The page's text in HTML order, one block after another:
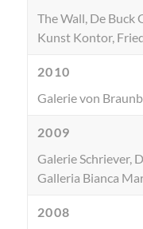
The Wall, De Buck
Kunst Kontor,
2010
Galerie von
2009
Galerie Schriever,
Galleria Bianca
2008